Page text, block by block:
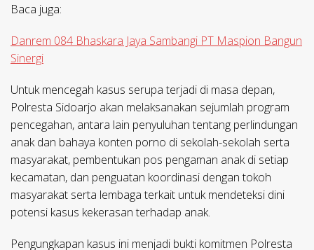
Baca juga:
Danrem 084 Bhaskara Jaya Sambangi PT Maspion Bangun
Sinergi
Untuk mencegah kasus serupa terjadi di masa depan,
Polresta Sidoarjo akan melaksanakan sejumlah program
pencegahan, antara lain penyuluhan tentang perlindungan
anak dan bahaya konten porno di sekolah-sekolah serta
masyarakat, pembentukan pos pengaman anak di setiap
kecamatan, dan penguatan koordinasi dengan tokoh
masyarakat serta lembaga terkait untuk mendeteksi dini
potensi kasus kekerasan terhadap anak.
Pengungkapan kasus ini menjadi bukti komitmen Polresta